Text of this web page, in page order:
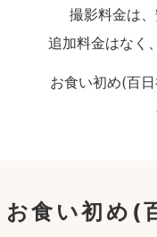
撮影料金は
追加料金はなく
お食い初め(百
お食い初め(